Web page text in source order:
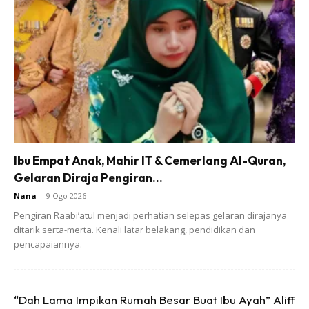
sayang.
Ads
11. Amalkan sembahyang berjemaah semasa di rumah,
Ibu Empat Anak, Mahir IT & Cemerlang Al-Quran,
Gelaran Diraja Pengiran...
Nana - 9 Ogo 2026
Pengiran Raabi’atul menjadi perhatian selepas gelaran dirajanya
ditarik serta-merta. Kenali latar belakang, pendidikan dan
pencapaiannya.
“Dah Lama Impikan Rumah Besar Buat Ibu Ayah” Aliff